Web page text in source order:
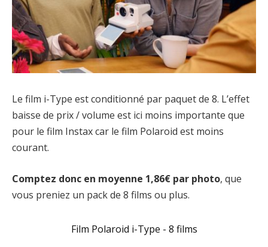
Le film i-Type est conditionné par paquet de 8. L’effet
baisse de prix / volume est ici moins importante que
pour le film Instax car le film Polaroid est moins
courant.
Comptez donc en moyenne 1,86€ par photo, que
vous preniez un pack de 8 films ou plus.
Film Polaroid i-Type - 8 films